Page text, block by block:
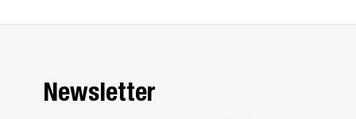
Newsletter